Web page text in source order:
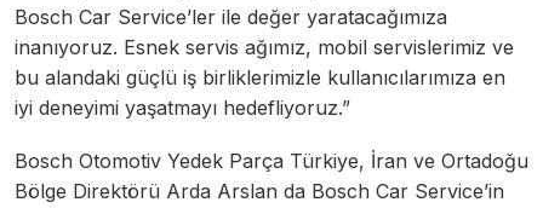
Bosch Car Service’ler ile değer yaratacağımıza
inanıyoruz. Esnek servis ağımız, mobil servislerimiz ve
bu alandaki güçlü iş birliklerimizle kullanıcılarımıza en
iyi deneyimi yaşatmayı hedefliyoruz.”
Bosch Otomotiv Yedek Parça Türkiye, İran ve Ortadoğu
Bölge Direktörü Arda Arslan da Bosch Car Service’in